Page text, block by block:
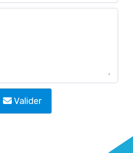
Valider